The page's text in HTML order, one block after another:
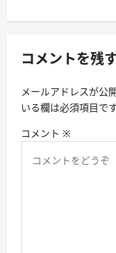
シ
ン
コメントを残
メールアドレスが公
いる欄は必須項目で
コメント ※